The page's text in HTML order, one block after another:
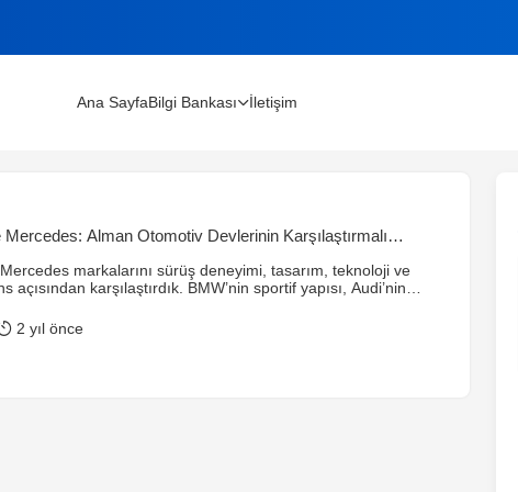
Rehberi (2026)
Ana SayfaBilgi Bankası İletişim
Alman Otomotiv Devlerinin Karşılaştırmalı
markalarını sürüş deneyimi, tasarım, teknoloji ve
açısından karşılaştırdık. BMW’nin sportif yapısı, Audi’nin
edilmesi gerektiği, kullanıcıların önceliklerine bağlı.
2 yıl önce